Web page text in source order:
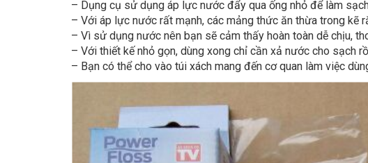
– Dụng cụ sử dụng áp lực nước đẩy qua ống nhỏ để làm
– Với áp lực nước rất mạnh, các mảng thức ăn thừa trong kẽ
– Vì sử dụng nước nên bạn sẽ cảm thấy hoàn toàn dễ chịu,
– Với thiết kế nhỏ gọn, dùng xong chỉ cần xả nước cho sạch
– Bạn có thể cho vào túi xách mang đến cơ quan làm việc